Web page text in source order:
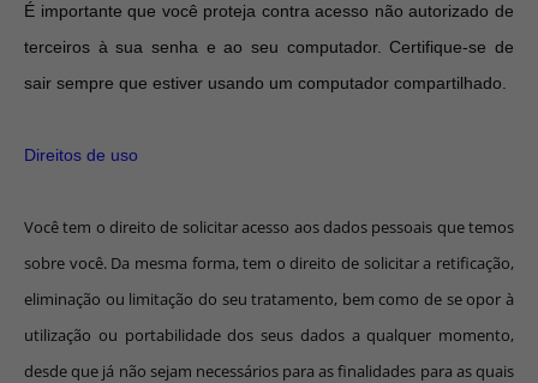
É importante que você proteja contra acesso não autorizado de
terceiros à sua senha e ao seu computador. Certifique-se de
sair sempre que estiver usando um computador compartilhado.
Direitos de uso
Você tem o direito de solicitar acesso aos dados pessoais que temos
sobre você. Da mesma forma, tem o direito de solicitar a retificação,
eliminação ou limitação do seu tratamento, bem como de se opor à
utilização ou portabilidade dos seus dados a qualquer momento,
desde que já não sejam necessários para as finalidades para as quais